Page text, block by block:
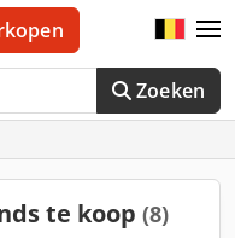
Zoeken
te koop (8)